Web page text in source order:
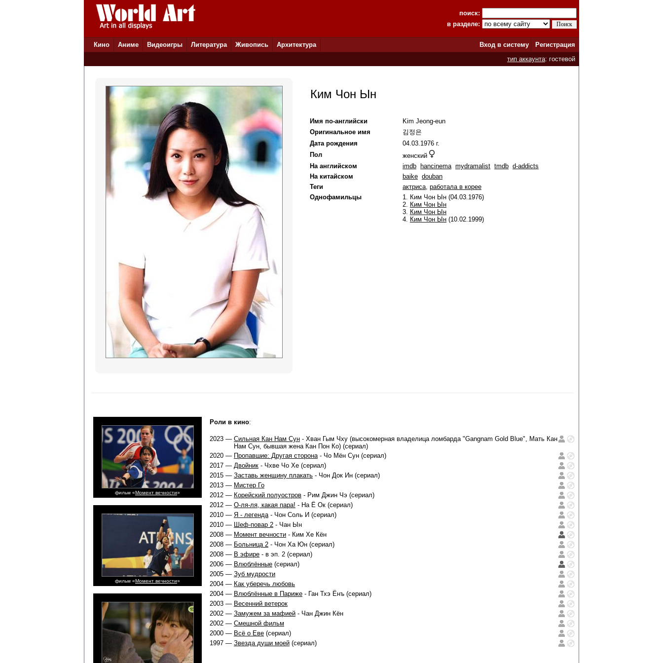
поиск:
в разделе:
Кино Аниме Видеоигры Литература Живопись Архитектура Вход в систему
Регистрация
тип аккаунта: гостевой
Ким Чон Ын
Имя по-английски
Kim Jeong-eun
Оригинальное имя
김정은
Дата рождения
04.03.1976 г.
Пол
женский
На английском
imdb hancinema mydramalist tmdb d-addicts
На китайском
baike douban
Теги
актриса, работала в корее
Однофамильцы
1. Ким Чон Ын (04.03.1976)
2. Ким Чон Ын
3. Ким Чон Ын
4. Ким Чон Ын (10.02.1999)
фильм «Момент вечности»
фильм «Момент вечности»
Роли в кино:
2023 — Сильная Кан Нам Сун - Хван Гым Чху (высокомерная владелица ломбарда "Gangnam Gold Blue", Мать Кан
Нам Сун, бывшая жена Кан Пон Ко) (сериал)
2020 — Пропавшие: Другая сторона- Чо Мён Сун (сериал)
2017 — Двойник - Чхве Чо Хе (сериал)
2015 — Заставь женщину плакать - Чон Док Ин (сериал)
2013 — Мистер Го
2012 — Корейский полуостров - Рим Джин Чэ (сериал)
2012 — О-ля-ля, какая пара! - На Ё Ок (сериал)
2010 — Я - легенда- Чон Соль И (сериал)
2010 — Шеф-повар 2 - Чан Ын
2008 — Момент вечности - Ким Хе Кён
2008 — Больница 2 - Чон Ха Юн (сериал)
2008 — В эфире - в эп. 2 (сериал)
2006 — Влюблённые (сериал)
2005 — Зуб мудрости
2004 — Как уберечь любовь
2004 — Влюблённые в Париже - Ган Тхэ Ёнъ (сериал)
2003 — Весенний ветерок
2002 — Замужем за мафией - Чан Джин Кён
2002 — Смешной фильм
2000 — Всё о Еве (сериал)
1997 — Звезда души моей (сериал)